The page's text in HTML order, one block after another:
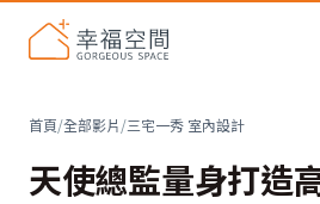
首頁/全部影片/三宅一秀 室內設計
天使總監量身打造